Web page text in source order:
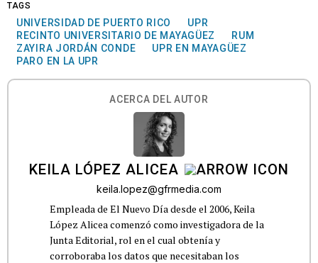
TAGS
UNIVERSIDAD DE PUERTO RICO
UPR
RECINTO UNIVERSITARIO DE MAYAGÜEZ
RUM
ZAYIRA JORDÁN CONDE
UPR EN MAYAGÜEZ
PARO EN LA UPR
ACERCA DEL AUTOR
KEILA LÓPEZ ALICEA
keila.lopez@gfrmedia.com
Empleada de El Nuevo Día desde el 2006, Keila
López Alicea comenzó como investigadora de la
Junta Editorial, rol en el cual obtenía y
corroboraba los datos que necesitaban los